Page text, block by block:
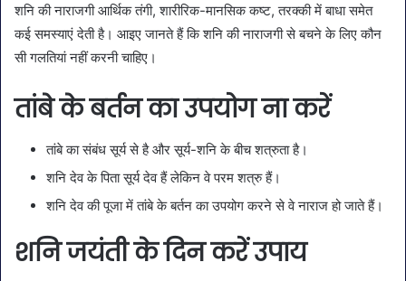
शनि की नाराजगी आर्थिक तंगी, शारीरिक-मानसिक कष्‍ट, तरक्‍की में बाधा समेत
कई समस्‍याएं देती है। आइए जानते हैं कि शनि की नाराजगी से बचने के लिए कौन
सी गलतियां नहीं करनी चाहिए।
तांबे के बर्तन का उपयोग ना करें
तांबे का संबंध सूर्य से है और सूर्य-शनि के बीच शत्रुता है।
शनि देव के पिता सूर्य देव हैं लेकिन वे परम शत्रु हैं।
शनि देव की पूजा में तांबे के बर्तन का उपयोग करने से वे नाराज हो जाते हैं।
शनि जयंती के दिन करें उपाय